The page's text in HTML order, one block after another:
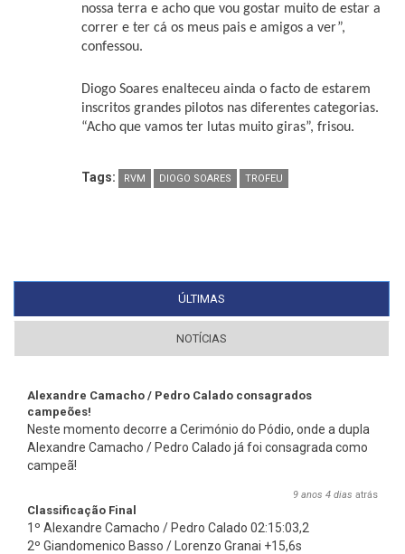
nossa terra e acho que vou gostar muito de estar a
correr e ter cá os meus pais e amigos a ver”,
confessou.
Diogo Soares enalteceu ainda o facto de estarem
inscritos grandes pilotos nas diferentes categorias.
“Acho que vamos ter lutas muito giras”, frisou.
Tags: RVM DIOGO SOARES TROFEU
ÚLTIMAS
NOTÍCIAS
Alexandre Camacho / Pedro Calado consagrados
campeões!
Neste momento decorre a Cerimónio do Pódio, onde a dupla
Alexandre Camacho / Pedro Calado já foi consagrada como
campeã!
9 anos 4 dias atrás
Classificação Final
1º Alexandre Camacho / Pedro Calado 02:15:03,2
2º Giandomenico Basso / Lorenzo Granai +15,6s